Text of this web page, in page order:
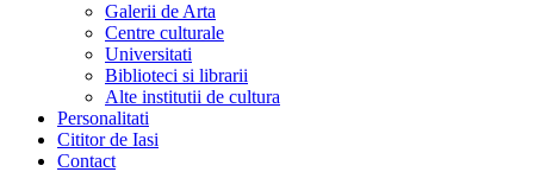
Galerii de Arta
Centre culturale
Universitati
Biblioteci si librarii
Alte institutii de cultura
Personalitati
Cititor de Iasi
Contact